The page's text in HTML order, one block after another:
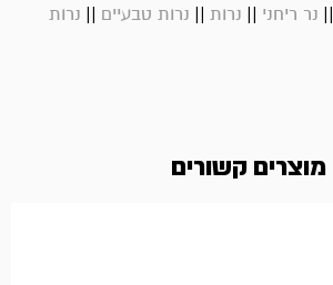
|| נר ריחני || נרות || נרות טבעיים || נרות
מוצרים קשורים